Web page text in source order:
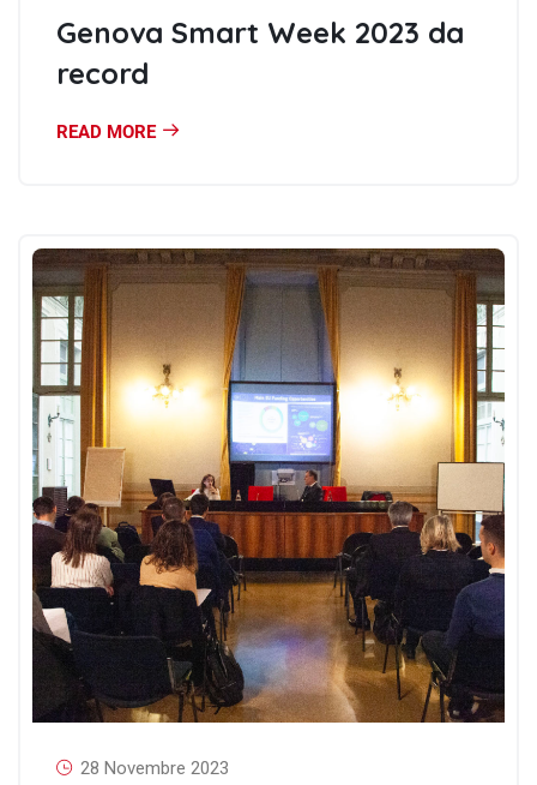
Genova Smart Week 2023 da
record
READ MORE
28 Novembre 2023